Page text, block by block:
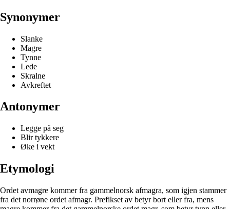
Synonymer
Slanke
Magre
Tynne
Lede
Skralne
Avkreftet
Antonymer
Legge på seg
Blir tykkere
Øke i vekt
Etymologi
Ordet avmagre kommer fra gammelnorsk afmagra, som igjen stammer
fra det norrøne ordet afmagr. Prefikset av betyr bort eller fra, mens